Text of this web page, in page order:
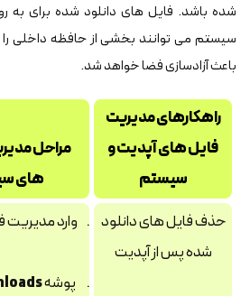
شده باشد. فایل های دانلود شده برای به
سیستم می توانند بخشی از حافظه داخلی را
باعث آزادسازی فضا خواهد شد.
راهکارهای مدیریت
فایل های آپدیت و
سیستم
مراحل
های
حذف فایل‌ های دانلود
شده پس از آپدیت
وارد مدیریت
پوشه